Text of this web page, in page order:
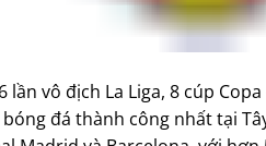
lần vô địch La Liga, 8 cúp
đá thành công nhất tại